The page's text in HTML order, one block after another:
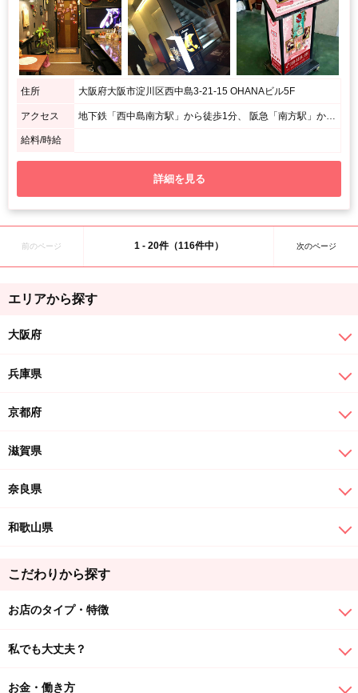
住所 大阪府大阪市淀川区西中島3-21-15 OHANAビル5F
アクセス
給料/時給
詳細を見る
前のページ 1 - 20件（116件中） 次のページ
エリアから探す
大阪府
兵庫県
京都府
滋賀県
奈良県
和歌山県
こだわりから探す
お店のタイプ・特徴
私でも大丈夫？
お金・働き方